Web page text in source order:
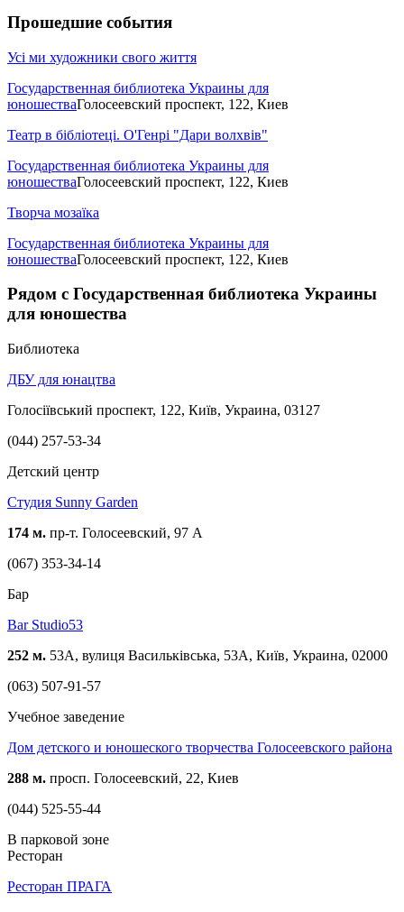
Прошедшие события
Усі ми художники свого життя
Государственная библиотека Украины для
юношестваГолосеевский проспект, 122, Киев
Театр в бібліотеці. О'Генрі "Дари волхвів"
Государственная библиотека Украины для
юношестваГолосеевский проспект, 122, Киев
Творча мозаїка
Государственная библиотека Украины для
юношестваГолосеевский проспект, 122, Киев
Рядом с Государственная библиотека Украины
для юношества
Библиотека
ДБУ для юнацтва
Голосіївський проспект, 122, Київ, Украина, 03127
(044) 257-53-34
Детский центр
Студия Sunny Garden
174 м. пр-т. Голосеевский, 97 А
(067) 353-34-14
Бар
Bar Studio53
252 м. 53A, вулиця Васильківська, 53А, Київ, Украина, 02000
(063) 507-91-57
Учебное заведение
Дом детского и юношеского творчества Голосеевского района
288 м. просп. Голосеевский, 22, Киев
(044) 525-55-44
В парковой зоне
Ресторан
Ресторан ПРАГА